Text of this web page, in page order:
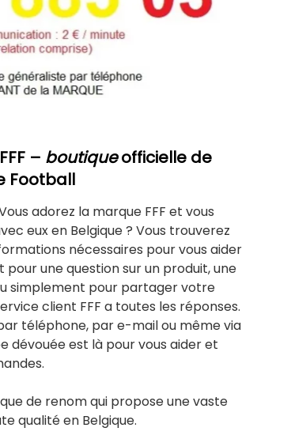
– boutiqueofficielle de
Football
adorez la marque FFF et vous
eux en Belgique ? Vous trouverez
nécessaires pour vous aider
une question sur un produit, une
simplement pour partager votre
client FFF a toutes les réponses.
téléphone, par e-mail ou même via
dévouée est là pour vous aider et
de renom qui propose une vaste
qualité en Belgique.